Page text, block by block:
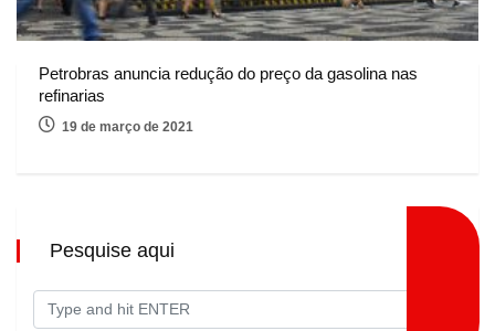
Petrobras anuncia redução do preço da gasolina nas
refinarias
19 de março de 2021
Pesquise aqui